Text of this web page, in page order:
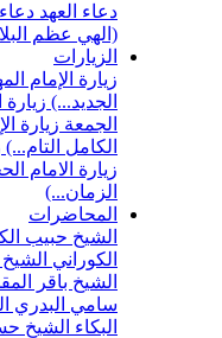
دعاء العهد دعاء
(الهي عظم
الزيارات
زيارة الإمام
الجديد...)
الجمعة زيارة
الكامل التام...)
زيارة الامام
الزمان...)
المحاضرات
الشيخ حبيب
الكوراني
الشيخ باقر
سامي البدري
البكاء الشيخ